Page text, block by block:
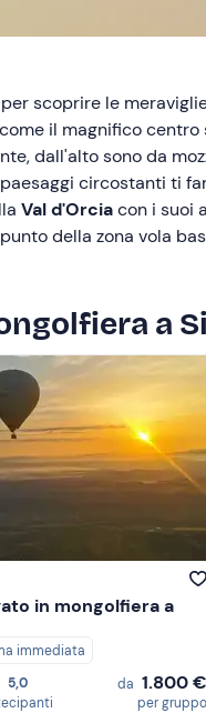
scoprire le
il magnifico
dall'alto sono da
circostanti ti
Val d'Orciacon i suoi
della zona vola
a
in mongolfiera a
immediata
5,0
da 1.800 €
per gruppo